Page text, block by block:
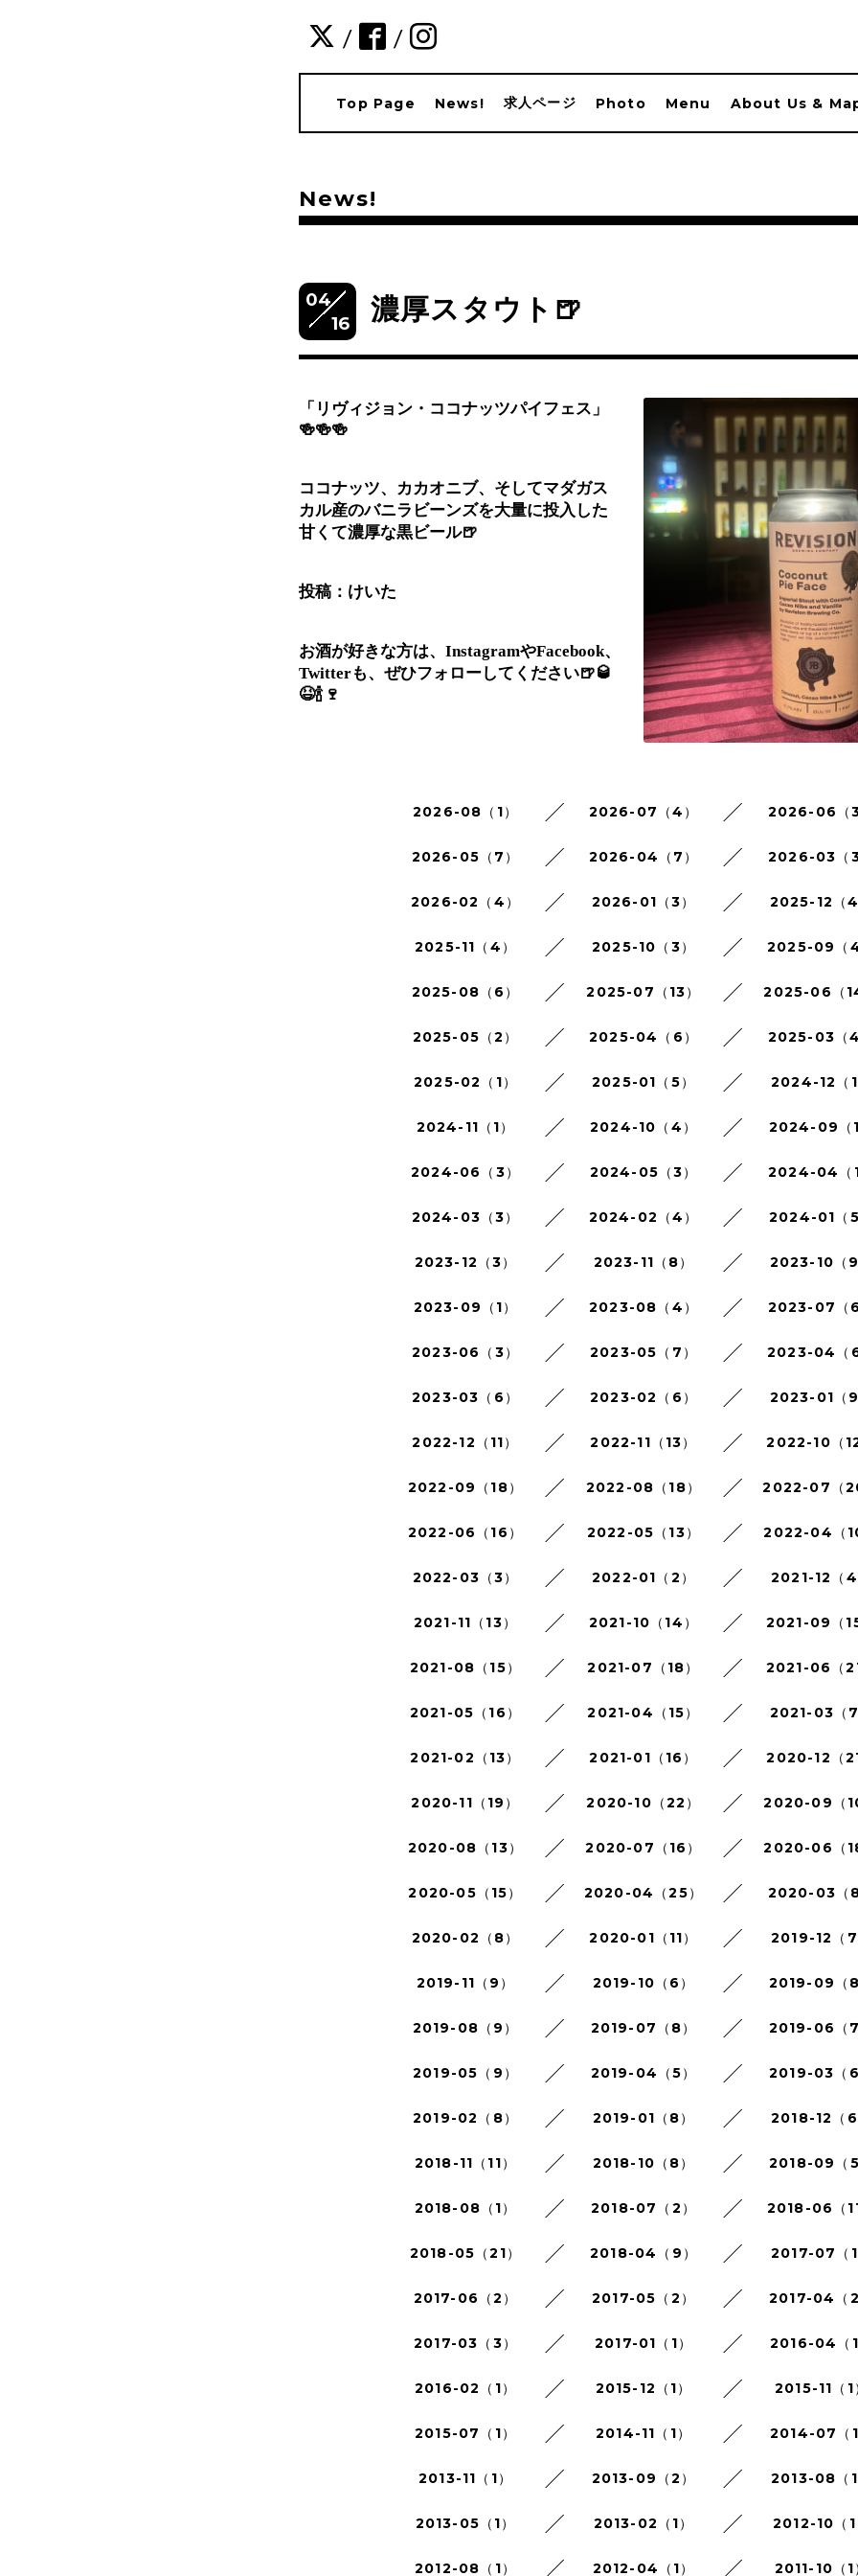
/ /
Top Page News! 求人ページ Photo Menu About Us &
News!
04
16
濃厚スタウト🍺
「リヴィジョン・ココナッツパイフェス」
🍻🍻🍻
ココナッツ、カカオニブ、そしてマダガス
カル産のバニラビーンズを大量に投入した
甘くて濃厚な黒ビール🍺
投稿：けいた
お酒が好きな方は、InstagramやFacebook、
Twitterも、ぜひフォローしてください🍺🥃
😆🍾🍷
2026-08（1） 2026-07（4） 2026-06（3
2026-05（7） 2026-04（7） 2026-03（3
2026-02（4） 2026-01（3） 2025-12（4
2025-11（4） 2025-10（3） 2025-09（4
2025-08（6） 2025-07（13） 2025-06（
2025-05（2） 2025-04（6） 2025-03（4
2025-02（1） 2025-01（5） 2024-12（1
2024-11（1） 2024-10（4） 2024-09（1
2024-06（3） 2024-05（3） 2024-04（1
2024-03（3） 2024-02（4） 2024-01（5
2023-12（3） 2023-11（8） 2023-10（9
2023-09（1） 2023-08（4） 2023-07（6
2023-06（3） 2023-05（7） 2023-04（6
2023-03（6） 2023-02（6） 2023-01（9
2022-12（11） 2022-11（13） 2022-10（12
2022-09（18） 2022-08（18） 2022-07（
2022-06（16） 2022-05（13） 2022-04（
2022-03（3） 2022-01（2） 2021-12（4
2021-11（13） 2021-10（14） 2021-09（15
2021-08（15） 2021-07（18） 2021-06（21
2021-05（16） 2021-04（15） 2021-03（7
2021-02（13） 2021-01（16） 2020-12（21
2020-11（19） 2020-10（22） 2020-09（
2020-08（13） 2020-07（16） 2020-06（
2020-05（15） 2020-04（25） 2020-03（8
2020-02（8） 2020-01（11） 2019-12（7
2019-11（9） 2019-10（6） 2019-09（8
2019-08（9） 2019-07（8） 2019-06（7
2019-05（9） 2019-04（5） 2019-03（6
2019-02（8） 2019-01（8） 2018-12（6
2018-11（11） 2018-10（8） 2018-09（5
2018-08（1） 2018-07（2） 2018-06（11
2018-05（21） 2018-04（9） 2017-07（1
2017-06（2） 2017-05（2） 2017-04（2
2017-03（3） 2017-01（1） 2016-04（1
2016-02（1） 2015-12（1） 2015-11（1
2015-07（1） 2014-11（1） 2014-07（1
2013-11（1） 2013-09（2） 2013-08（1
2013-05（1） 2013-02（1） 2012-10（1
2012-08（1） 2012-04（1） 2011-10（1